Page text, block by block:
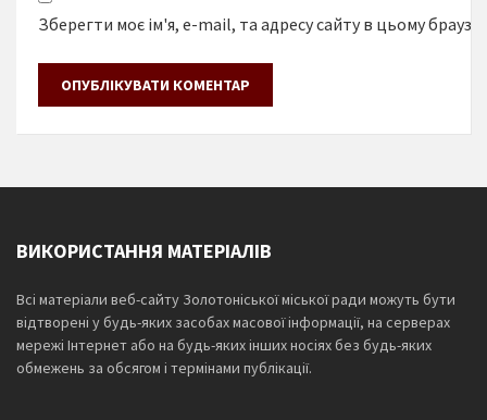
Зберегти моє ім'я, e-mail, та адресу сайту в цьому
ВИКОРИСТАННЯ МАТЕРІАЛІВ
Всі матеріали веб-сайту Золотоніської міської ради можуть бути
відтворені у будь-яких засобах масової інформації, на серверах
мережі Інтернет або на будь-яких інших носіях без будь-яких
обмежень за обсягом і термінами публікації.